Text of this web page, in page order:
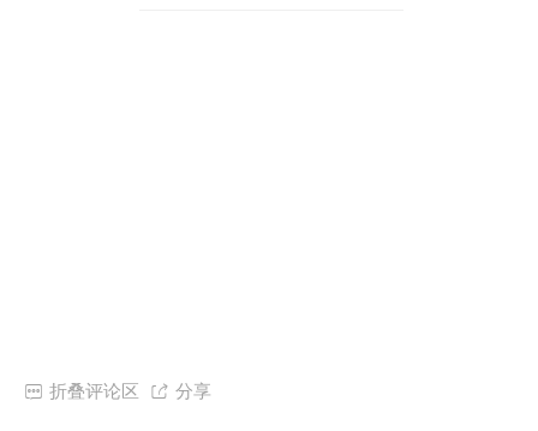
 分享
 折叠评论区